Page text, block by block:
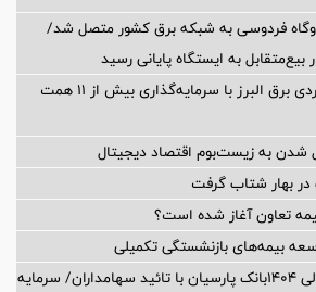
فردوسی به شبکه برق کشور متصل شد/
افتتاح پروژه‌های راهبردی برق البرز با سرمایه‌گذاری بیش از ۱۱ همت
شدن به زیست‌بوم اقتصاد دیجیتال
بهار شتاب گرفت
تعاون آغاز شده است؟
بیمه‌های بازنشستگی تکمیلی
تصویب صورت‌های مالی 1404بانک پارسیان با تائید سهامداران/ سرمایه